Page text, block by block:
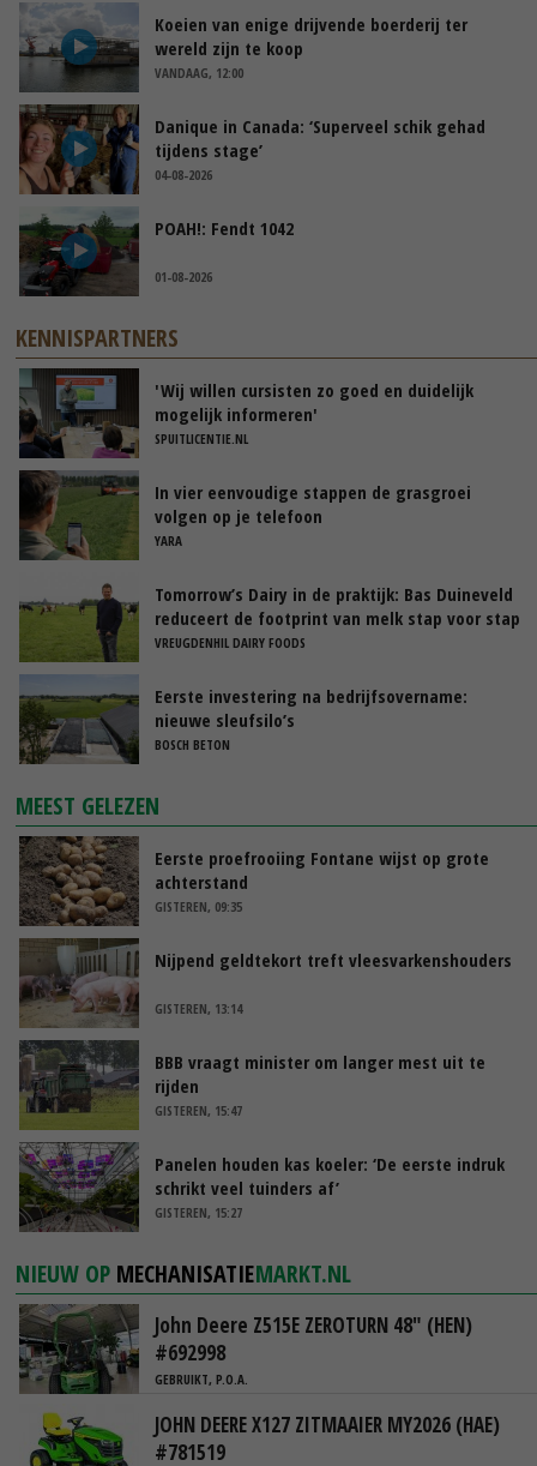
Koeien van enige drijvende boerderij ter
wereld zijn te koop
VANDAAG, 12:00
Danique in Canada: ‘Superveel schik gehad
tijdens stage’
04-08-2026
POAH!: Fendt 1042
01-08-2026
KENNISPARTNERS
'Wij willen cursisten zo goed en duidelijk
mogelijk informeren'
SPUITLICENTIE.NL
In vier eenvoudige stappen de grasgroei
volgen op je telefoon
YARA
Tomorrow’s Dairy in de praktijk: Bas Duineveld
reduceert de footprint van melk stap voor stap
VREUGDENHIL DAIRY FOODS
Eerste investering na bedrijfsovername:
nieuwe sleufsilo’s
BOSCH BETON
MEEST GELEZEN
Eerste proefrooiing Fontane wijst op grote
achterstand
GISTEREN, 09:35
Nijpend geldtekort treft vleesvarkenshouders
GISTEREN, 13:14
BBB vraagt minister om langer mest uit te
rijden
GISTEREN, 15:47
Panelen houden kas koeler: ‘De eerste indruk
schrikt veel tuinders af’
GISTEREN, 15:27
NIEUW OP MECHANISATIEMARKT.NL
John Deere Z515E ZEROTURN 48" (HEN)
#692998
GEBRUIKT, P.O.A.
JOHN DEERE X127 ZITMAAIER MY2026 (HAE)
#781519